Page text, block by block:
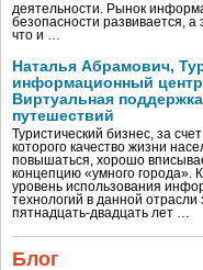
деятельности. Рынок
безопасности развивается, а
что и …
Наталья Абрамович,
информационный центр
Виртуальная
путешествий
Туристический бизнес, за
которого качество жизни
повышаться, хорошо
концепцию «умного города».
уровень использования
технологий в данной отрасли
пятнадцать-двадцать лет …
Блог